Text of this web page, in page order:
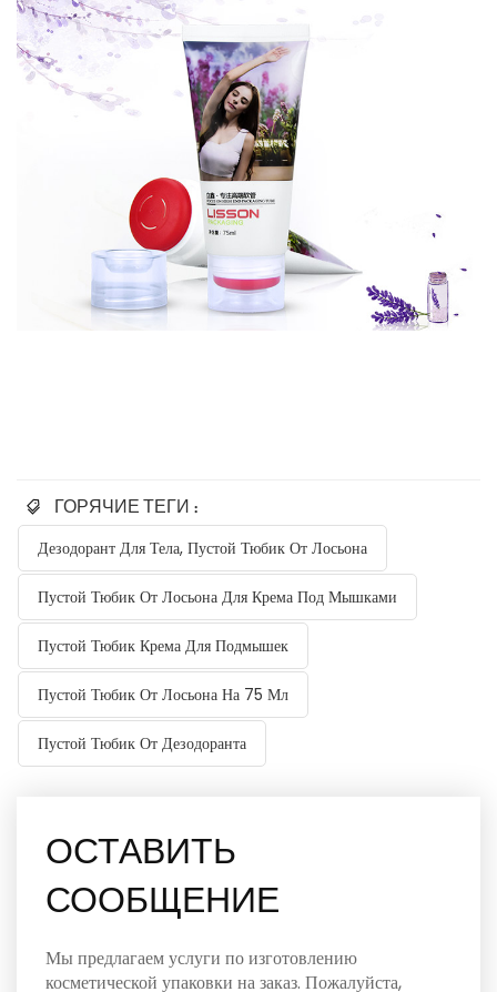
ГОРЯЧИЕ ТЕГИ :
Дезодорант Для Тела, Пустой Тюбик От Лосьона
Пустой Тюбик От Лосьона Для Крема Под Мышками
Пустой Тюбик Крема Для Подмышек
Пустой Тюбик От Лосьона На 75 Мл
Пустой Тюбик От Дезодоранта
ОСТАВИТЬ
СООБЩЕНИЕ
Мы предлагаем услуги по изготовлению
косметической упаковки на заказ. Пожалуйста,